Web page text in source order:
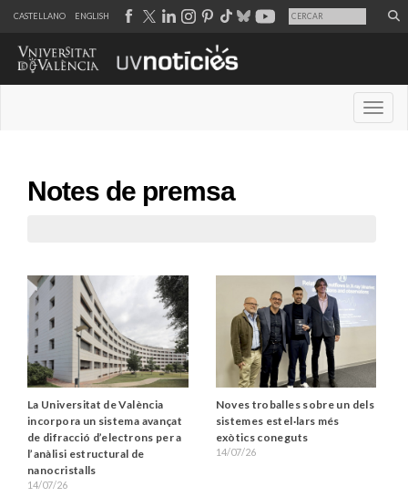
CASTELLANO ENGLISH
Notes de premsa
La Universitat de València
incorpora un sistema avançat
de difracció d’electrons per a
l’anàlisi estructural de
nanocristalls
14/07/26
Noves troballes sobre un dels
sistemes estel·lars més
exòtics coneguts
14/07/26